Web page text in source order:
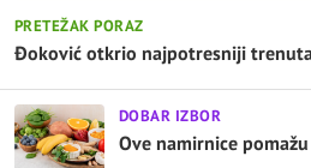
PRETEŽAK PORAZ
Đoković otkrio najpotresniji
DOBAR IZBOR
Ove namirnice